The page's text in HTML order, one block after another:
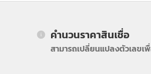
คำนวนราคาสินเชื่อ
สามารถเปลี่ยนแปลงตัวเลขเ